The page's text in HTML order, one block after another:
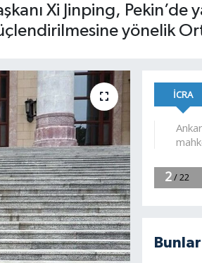
Xi Jinping, Pekin’de
yönelik